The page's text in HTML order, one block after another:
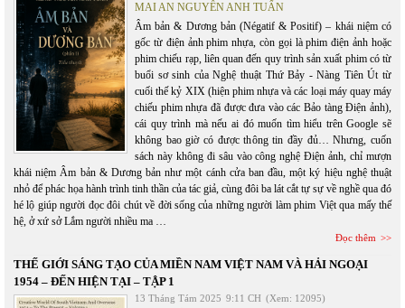
MAI AN NGUYỄN ANH TUẤN
Âm bản & Dương bản (Négatif & Positif) – khái niệm có
gốc từ điện ảnh phim nhựa, còn gọi là phim điện ảnh hoặc
phim chiếu rạp, liên quan đến quy trình sản xuất phim có từ
buổi sơ sinh của Nghệ thuật Thứ Bảy - Nàng Tiên Út từ
cuối thế kỷ XIX (hiện phim nhựa và các loại máy quay máy
chiếu phim nhựa đã được đưa vào các Bảo tàng Điện ảnh),
cái quy trình mà nếu ai đó muốn tìm hiểu trên Google sẽ
không bao giờ có được thông tin đầy đủ… Nhưng, cuốn
sách này không đi sâu vào công nghệ Điện ảnh, chỉ mượn
khái niệm Âm bản & Dương bản như một cánh cửa ban đầu, một ký hiệu nghệ thuật
nhỏ để phác họa hành trình tinh thần của tác giả, cùng đôi ba lát cắt tự sự về nghề qua đó
hé lộ giúp người đọc đôi chút về đời sống của những người làm phim Việt qua mấy thế
hệ, ở xứ sở Lắm người nhiều ma …
Đọc thêm
THẾ GIỚI SÁNG TẠO CỦA MIỀN NAM VIỆT NAM VÀ HẢI NGOẠI
1954 – ĐẾN HIỆN TẠI – TẬP 1
13 Tháng Tám 2025 9:11 CH (Xem: 12095)